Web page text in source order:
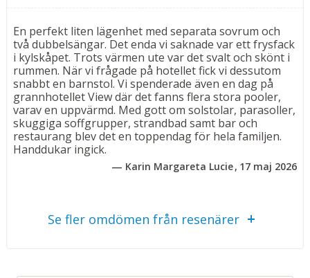
• Luftkonditionering och Wi-Fi
• Satellit-TV och säkerhetsbox
• Kök med kylskåp, kaffebryggare, vattenkokare och
mikrovågsugn
• Fräscht badrum med badkar, dusch, wc och hårfön
Bad
Anlagda badplatåer, den allmänna
klapperstensstranden utanför Hotell View och Hotell
Pasturas poolområde med bland annat poolbar och
solstolar och parasoller att använda utan kostnad –
perfekt för avkopplande dagar i solen.
En perfekt liten lägenhet med separata sovrum och
två dubbelsängar. Det enda vi saknade var ett frysfack
i kylskåpet. Trots värmen ute var det svalt och skönt i
rummen. När vi frågade på hotellet fick vi dessutom
snabbt en barnstol. Vi spenderade även en dag på
grannhotellet View där det fanns flera stora pooler,
varav en uppvärmd. Med gott om solstolar, parasoller,
skuggiga soffgrupper, strandbad samt bar och
restaurang blev det en toppendag för hela familjen.
Handdukar ingick.
Karin Margareta Lucie 17 maj 2026
Se fler omdömen från resenärer